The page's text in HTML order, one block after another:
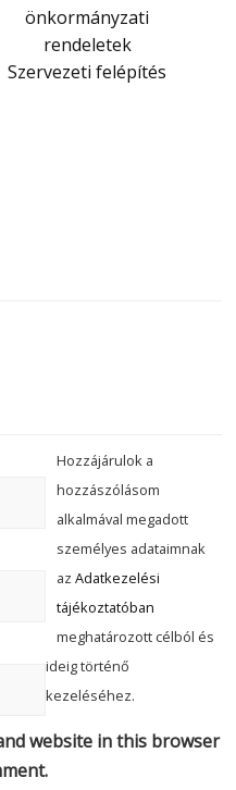
önkormányzati
rendeletek
Szervezeti felépítés
website in this browser
Hozzájárulok a
hozzászólásom
alkalmával megadott
személyes adataimnak
azAdatkezelési
tájékoztatóban
meghatározott célból és
ideig történő
kezeléséhez.